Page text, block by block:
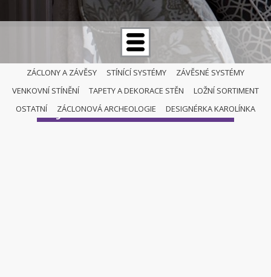
ZÁCLONY A ZÁVĚSY STÍNÍCÍ SYSTÉMY
ZÁVĚSNÉ SYSTÉMY
VENKOVNÍ STÍNĚNÍ
TAPETY A DEKORACE STĚN
LOŽNÍ SORTIMENT
OSTATNÍ
ZÁCLONOVÁ ARCHEOLOGIE DESIGNÉRKA KAROLÍNKA
JAPONSKÉ STĚNY